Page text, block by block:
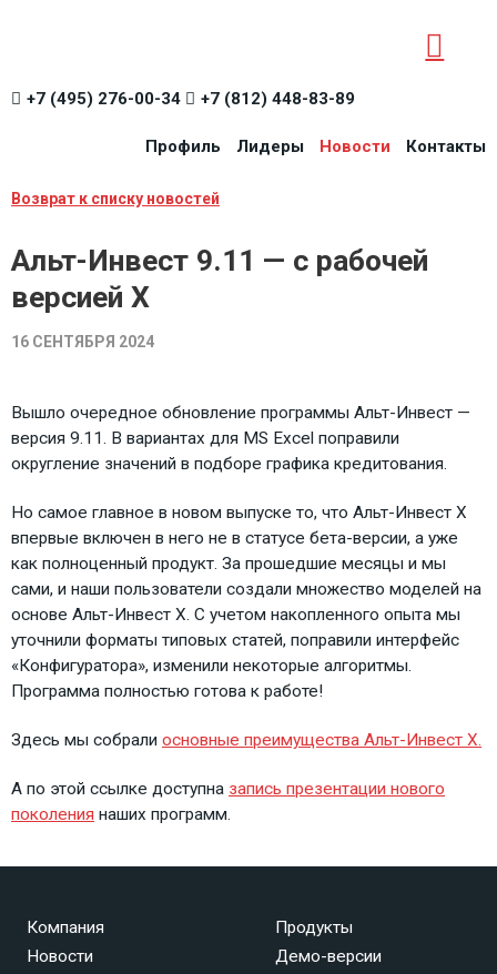
+7 (495) 276-00-34 +7 (812) 448-83-89
Профиль Лидеры Новости Контакты
Возврат к списку новостей
Альт-Инвест 9.11 — с рабочей
версией Х
16 СЕНТЯБРЯ 2024
Вышло очередное обновление программы Альт-Инвест —
версия 9.11. В вариантах для MS Excel поправили
округление значений в подборе графика кредитования.
Но самое главное в новом выпуске то, что Альт-Инвест Х
впервые включен в него не в статусе бета-версии, а уже
как полноценный продукт. За прошедшие месяцы и мы
сами, и наши пользователи создали множество моделей на
основе Альт-Инвест Х. С учетом накопленного опыта мы
уточнили форматы типовых статей, поправили интерфейс
«Конфигуратора», изменили некоторые алгоритмы.
Программа полностью готова к работе!
Здесь мы собрали основные преимущества Альт-Инвест Х.
А по этой ссылке доступна запись презентации нового
поколения наших программ.
Компания
Новости
Продукты
Демо-версии